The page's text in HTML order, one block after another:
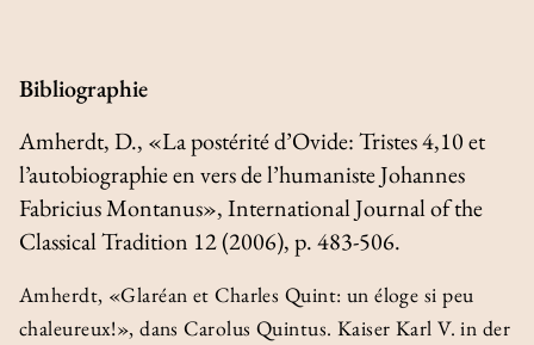
Bibliographie
Amherdt, D., «La postérité d’Ovide:Tristes4,10 et
l’autobiographie en vers de l’humaniste Johannes
Fabricius Montanus»,International Journal of the
Classical Tradition 12 (2006), p. 483-506.
Amherdt, «Glaréan et Charles Quint: un éloge si peu
chaleureux!», dansCarolus Quintus. Kaiser Karl V. in der